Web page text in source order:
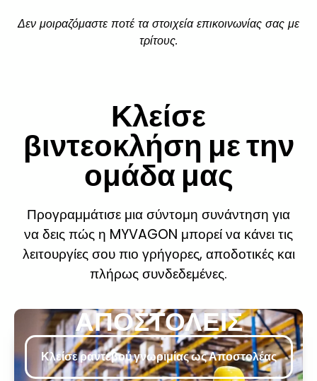
Δεν μοιραζόμαστε ποτέ τα στοιχεία επικοινωνίας σας με
τρίτους.
Κλείσε
βιντεοκλήση με την
ομάδα μας
Προγραμμάτισε μια σύντομη συνάντηση για
να δεις πώς η MYVAGON μπορεί να κάνει τις
λειτουργίες σου πιο γρήγορες, αποδοτικές και
πλήρως συνδεδεμένες.
ΑΠΟΣΤΟΛΕΙΣ
Κλείσε ραντεβού γνωριμίας ως Αποστολέας